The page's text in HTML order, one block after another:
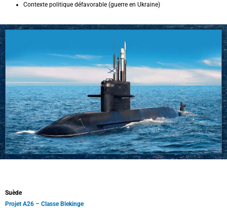
Contexte politique défavorable (guerre en Ukraine)
Suède
Projet A26 – Classe Blekinge